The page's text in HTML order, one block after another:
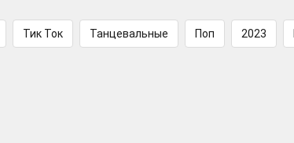
Тик Ток Танцевальные Поп 2023